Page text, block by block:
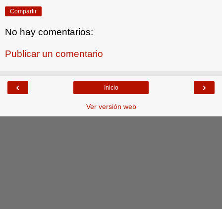
Compartir
No hay comentarios:
Publicar un comentario
‹ ›
Inicio
Ver versión web